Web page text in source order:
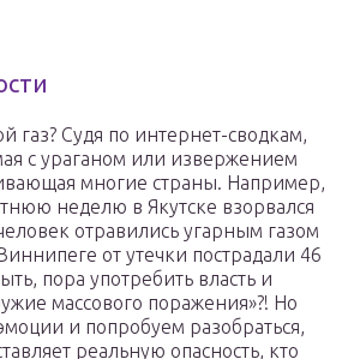
газ? Судя по интернет-сводкам,
с ураганом или извержением
многие страны. Например,
неделю в Якутске взорвался
отравились угарным газом
от утечки пострадали 46
пора употребить власть и
массового поражения»?! Но
и попробуем разобраться,
реальную опасность, кто